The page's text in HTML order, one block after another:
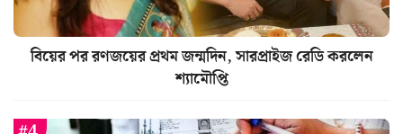
বিয়ের পর রণজয়ের প্রথম জন্মদিন, সারপ্রাইজ রেডি করলেন
শ্যামৌপ্তি